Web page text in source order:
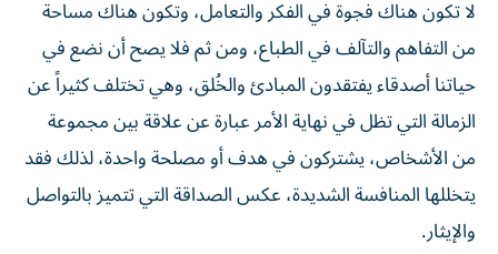
لا تكون هناك فجوة في الفكر والتعامل، وتكون هناك مساحة
من التفاهم والتآلف في الطباع، ومن ثم فلا يصح أن نضع في
حياتنا أصدقاء يفتقدون المبادئ والخُلق، وهي تختلف كثيراً عن
الزمالة التي تظل في نهاية الأمر عبارة عن علاقة بين مجموعة
من الأشخاص، يشتركون في هدف أو مصلحة واحدة، لذلك فقد
يتخللها المنافسة الشديدة، عكس الصداقة التي تتميز بالتواصل
والإيثار.